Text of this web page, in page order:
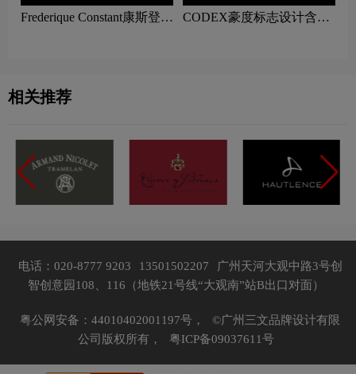
Frederique Constant康斯登标
CODEX豪度标志设计含义
相关推荐
电话：020-8777 9203 13501502207
广州天河大观中路3号创
智创意园108、116（地铁21号线“大观南”站B出口对面）
粤公网安备：44010402001197号，
©广州三文品牌设计有限
公司版权所有，
粤ICP备09037611号